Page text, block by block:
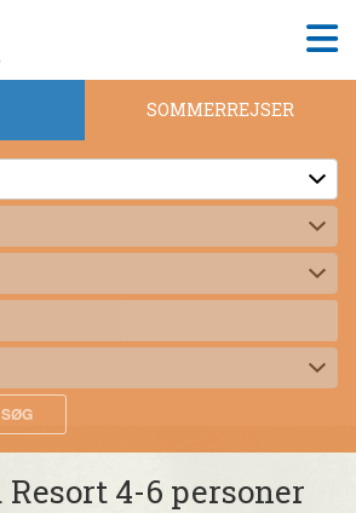
SOMMERREJSER
SØG
4-6 personer